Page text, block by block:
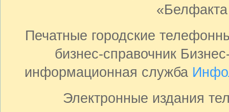
Печатные городские
бизнес-справочник
информационная служба
Электронные издания